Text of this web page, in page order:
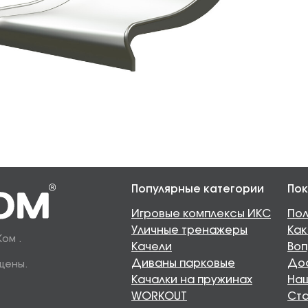
.
Популярные категории
Игровые комплексы ИКС
Уличные тренажеры
Качели
Диваны парковые
Качалки на пружинах
WORKOUT